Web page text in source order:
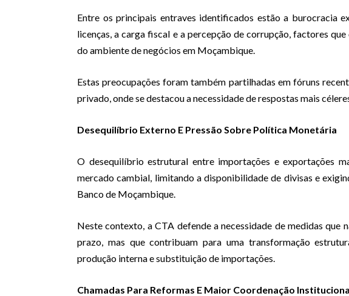
Entre os principais entraves identificados estão a burocracia
licenças, a carga fiscal e a percepção de corrupção, factores
do ambiente de negócios em Moçambique.
Estas preocupações foram também partilhadas em fóruns
privado, onde se destacou a necessidade de respostas mais
Desequilíbrio Externo E Pressão Sobre Política Monetária
O desequilíbrio estrutural entre importações e exportações
mercado cambial, limitando a disponibilidade de divisas e
Banco de Moçambique.
Neste contexto, a CTA defende a necessidade de medidas que
prazo, mas que contribuam para uma transformação
produção interna e substituição de importações.
Chamadas Para Reformas E Maior Coordenação